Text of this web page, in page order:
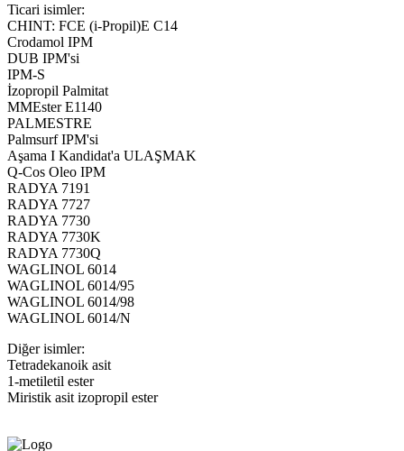
Ticari isimler:
CHINT: FCE (i-Propil)E C14
Crodamol IPM
DUB IPM'si
IPM-S
İzopropil Palmitat
MMEster E1140
PALMESTRE
Palmsurf IPM'si
Aşama I Kandidat'a ULAŞMAK
Q-Cos Oleo IPM
RADYA 7191
RADYA 7727
RADYA 7730
RADYA 7730K
RADYA 7730Q
WAGLINOL 6014
WAGLINOL 6014/95
WAGLINOL 6014/98
WAGLINOL 6014/N
Diğer isimler:
Tetradekanoik asit
1-metiletil ester
Miristik asit izopropil ester